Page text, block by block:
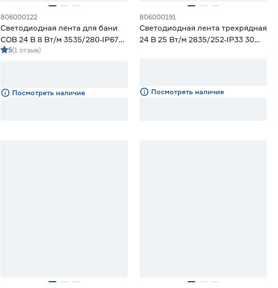
806000122
Светодиодная лента для бани
COB 24 В 8 Вт/м 3535/280‑IP67
10 мм дневной 3 м Geniled
5(1 отзыв)
Посмотреть наличие
806000191
Светодиодная лента трехрядная
24 В 25 Вт/м 2835/252‑IP33 30
Посмотреть наличие